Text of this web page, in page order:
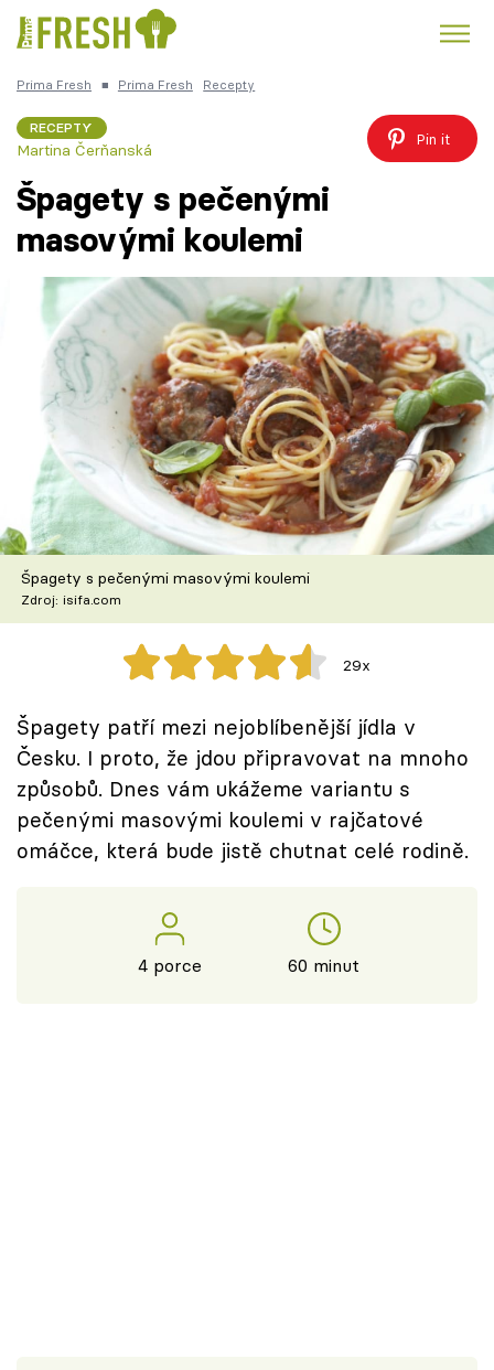
Česká kuchyně
Témata
Recepty
Články
TV Program
Škola vaření
Recepty z TV
Speciál: Cuketa
Těhotnej kuchař
Sledujte prima+
Přihlášení
Prima Fresh ■ Prima Fresh Recepty
RECEPTY
Martina Čerňanská
Pin it
Špagety s pečenými
masovými koulemi
Špagety s pečenými masovými koulemi
Zdroj: isifa.com
29x
Špagety patří mezi nejoblíbenější jídla v
Česku. I proto, že jdou připravovat na mnoho
způsobů. Dnes vám ukážeme variantu s
pečenými masovými koulemi v rajčatové
omáčce, která bude jistě chutnat celé rodině.
4 porce 60 minut